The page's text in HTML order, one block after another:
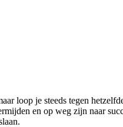
loop je steeds tegen
en op weg zijn naar